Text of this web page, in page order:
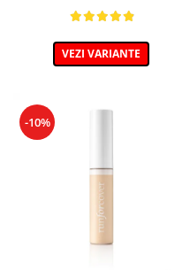
VEZI VARIANTE
-10%